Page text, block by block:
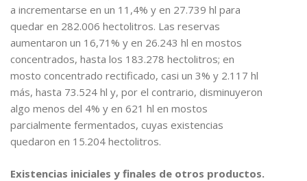
a incrementarse en un 11,4% y en 27.739 hl para
quedar en 282.006 hectolitros. Las reservas
aumentaron un 16,71% y en 26.243 hl en mostos
concentrados, hasta los 183.278 hectolitros; en
mosto concentrado rectificado, casi un 3% y 2.117 hl
más, hasta 73.524 hl y, por el contrario, disminuyeron
algo menos del 4% y en 621 hl en mostos
parcialmente fermentados, cuyas existencias
quedaron en 15.204 hectolitros.
Existencias iniciales y finales de otros productos.